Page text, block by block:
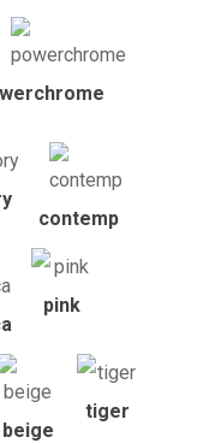
contemp
pink
beige
tiger